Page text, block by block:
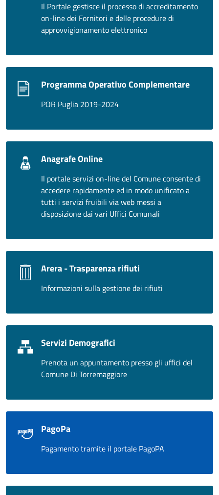
Il Portale gestisce il processo di accreditamento
on-line dei Fornitori e delle procedure di
approvvigionamento elettronico
Programma Operativo Complementare
POR Puglia 2019-2024
Anagrafe Online
Il portale servizi on-line del Comune consente di
accedere rapidamente ed in modo unificato a
tutti i servizi fruibili via web messi a
disposizione dai vari Uffici Comunali
Arera - Trasparenza rifiuti
Informazioni sulla gestione dei rifiuti
Servizi Demografici
Prenota un appuntamento presso gli uffici del
Comune Di Torremaggiore
PagoPa
Pagamento tramite il portale PagoPA